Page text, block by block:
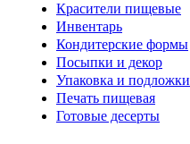
Красители пищевые
Инвентарь
Кондитерские формы
Посыпки и декор
Упаковка и подложки
Печать пищевая
Готовые десерты